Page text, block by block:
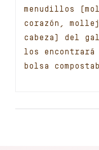
menudillos
corazón,
cabeza) del
los encontrará
bolsa